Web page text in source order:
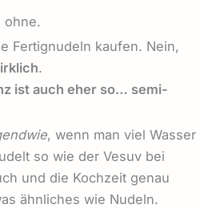
ohne.
Fertignudeln kaufen. Nein,
.
ist auch eher so… semi-
, wenn man viel Wasser
so wie der Vesuv bei
und die Kochzeit genau
ähnliches wie Nudeln.